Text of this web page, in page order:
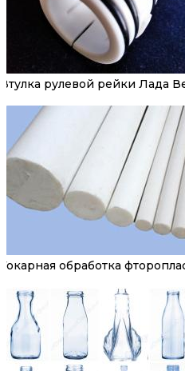
Втулка рулевой рейки Лада
Токарная обработка